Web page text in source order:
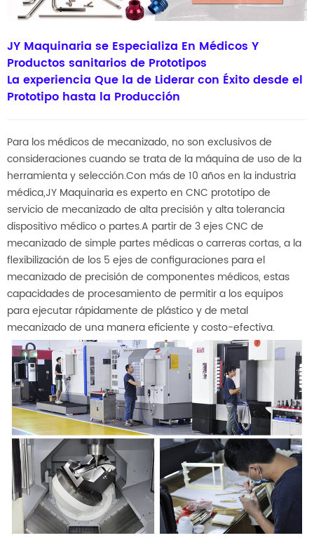
JY Maquinaria se Especializa En Médicos Y
Productos sanitarios de Prototipos
La experiencia Que la de Liderar con Éxito desde el
Prototipo hasta la Producción
Para los médicos de mecanizado, no son exclusivos de
consideraciones cuando se trata de la máquina de uso de la
herramienta y selección.Con más de 10 años en la industria
médica,JY Maquinaria es experto en CNC prototipo de
servicio de mecanizado de alta precisión y alta tolerancia
dispositivo médico o partes.A partir de 3 ejes CNC de
mecanizado de simple partes médicas o carreras cortas, a la
flexibilización de los 5 ejes de configuraciones para el
mecanizado de precisión de componentes médicos, estas
capacidades de procesamiento de permitir a los equipos
para ejecutar rápidamente de plástico y de metal
mecanizado de una manera eficiente y costo-efectiva.